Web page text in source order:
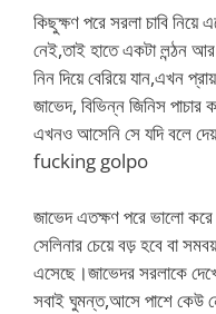
কিছুক্ষণ পরে সরলা চাবি নিয়ে
নেই,তাই হাতে একটা লন্ঠন
নিন দিয়ে বেরিয়ে যান,এখন
জাভেদ, বিভিন্ন জিনিস
এখনও আসেনি সে যদি বলে
fucking golpo
জাভেদ এতক্ষণ পরে ভালো
সেলিনার চেয়ে বড় হবে বা
এসেছে।জাভেদর সরলাকে
সবাই ঘুমন্ত,আসে পাশে কেউ